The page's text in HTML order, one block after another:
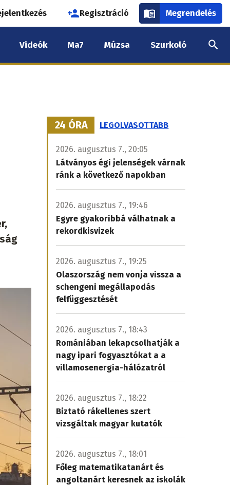
Regisztráció Megrendelés
Videók Ma7 Múzsa Szurkoló
24 ÓRA LEGOLVASOTTABB
2026. augusztus 7., 20:05
Látványos égi jelenségek várnak
ránk a következő napokban
2026. augusztus 7., 19:46
Egyre gyakoribbá válhatnak a
rekordkisvizek
2026. augusztus 7., 19:25
Olaszország nem vonja vissza a
schengeni megállapodás
felfüggesztését
2026. augusztus 7., 18:43
Romániában lekapcsolhatják a
nagy ipari fogyasztókat a a
villamosenergia-hálózatról
2026. augusztus 7., 18:22
Biztató rákellenes szert
vizsgáltak magyar kutatók
2026. augusztus 7., 18:01
Főleg matematikatanárt és
angoltanárt keresnek az iskolák